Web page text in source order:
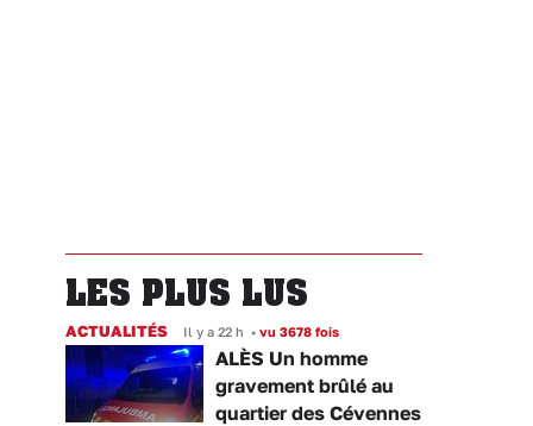
LES PLUS LUS
ACTUALITÉS Il y a 22 h • vu 3678 fois
ALÈS Un homme
gravement brûlé au
quartier des Cévennes